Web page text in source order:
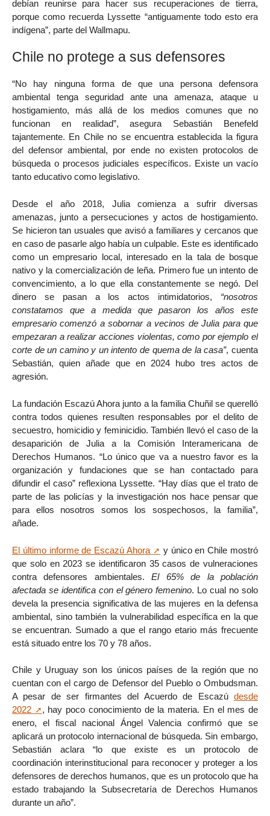
debían reunirse para hacer sus recuperaciones de tierra,
porque como recuerda Lyssette “antiguamente todo esto era
indígena”, parte del Wallmapu.
Chile no protege a sus defensores
“No hay ninguna forma de que una persona defensora
ambiental tenga seguridad ante una amenaza, ataque u
hostigamiento, más allá de los medios comunes que no
funcionan en realidad”, asegura Sebastián Benefeld
tajantemente. En Chile no se encuentra establecida la figura
del defensor ambiental, por ende no existen protocolos de
búsqueda o procesos judiciales específicos. Existe un vacío
tanto educativo como legislativo.
Desde el año 2018, Julia comienza a sufrir diversas
amenazas, junto a persecuciones y actos de hostigamiento.
Se hicieron tan usuales que avisó a familiares y cercanos que
en caso de pasarle algo había un culpable. Este es identificado
como un empresario local, interesado en la tala de bosque
nativo y la comercialización de leña. Primero fue un intento de
convencimiento, a lo que ella constantemente se negó. Del
dinero se pasan a los actos intimidatorios, “nosotros
constatamos que a medida que pasaron los años este
empresario comenzó a sobornar a vecinos de Julia para que
empezaran a realizar acciones violentas, como por ejemplo el
corte de un camino y un intento de quema de la casa”, cuenta
Sebastián, quien añade que en 2024 hubo tres actos de
agresión.
La fundación Escazú Ahora junto a la familia Chuñil se querelló
contra todos quienes resulten responsables por el delito de
secuestro, homicidio y feminicidio. También llevó el caso de la
desaparición de Julia a la Comisión Interamericana de
Derechos Humanos. “Lo único que va a nuestro favor es la
organización y fundaciones que se han contactado para
difundir el caso” reflexiona Lyssette. “Hay días que el trato de
parte de las policías y la investigación nos hace pensar que
para ellos nosotros somos los sospechosos, la familia”,
añade.
El último informe de Escazú Ahora
y único en Chile mostró
que solo en 2023 se identificaron 35 casos de vulneraciones
contra defensores ambientales.El 65% de la población
afectada se identifica con el género femenino. Lo cual no solo
devela la presencia significativa de las mujeres en la defensa
ambiental, sino también la vulnerabilidad específica en la que
se encuentran. Sumado a que el rango etario más frecuente
está situado entre los 70 y 78 años.
Chile y Uruguay son los únicos países de la región que no
cuentan con el cargo de Defensor del Pueblo o Ombudsman.
A pesar de ser firmantes del Acuerdo de Escazú desde
2022
, hay poco conocimiento de la materia. En el mes de
enero, el fiscal nacional Ángel Valencia confirmó que se
aplicará un protocolo internacional de búsqueda. Sin embargo,
Sebastián aclara “lo que existe es un protocolo de
coordinación interinstitucional para reconocer y proteger a los
defensores de derechos humanos, que es un protocolo que ha
estado trabajando la Subsecretaría de Derechos Humanos
durante un año”.